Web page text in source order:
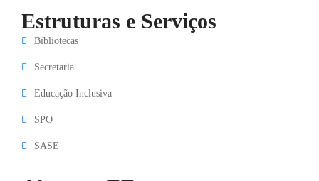
Estruturas e Serviços
Bibliotecas
Secretaria
Educação Inclusiva
SPO
SASE